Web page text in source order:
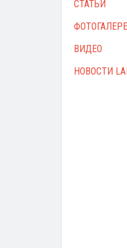
СТАТЬИ
ВИДЕО
НОВОСТИ